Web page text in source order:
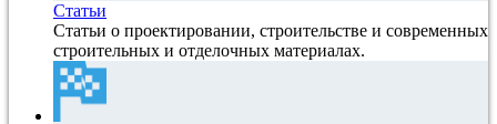
Статьи
Статьи о проектировании, строительстве и современных
строительных и отделочных материалах.